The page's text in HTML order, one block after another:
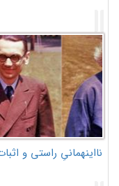
نااینهمانیِ راستی و